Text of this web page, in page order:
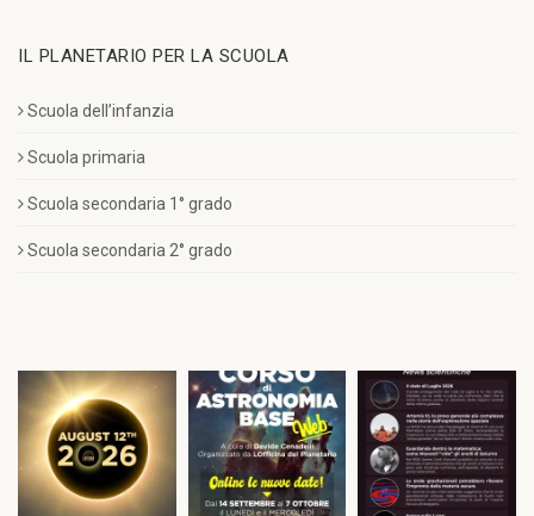
IL PLANETARIO PER LA SCUOLA
Scuola dell’infanzia
Scuola primaria
Scuola secondaria 1° grado
Scuola secondaria 2° grado